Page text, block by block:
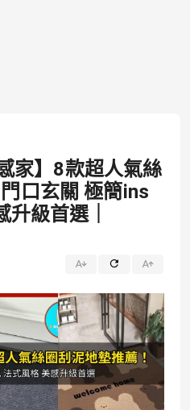
家】8款超人氣絲
口玄關 極簡ins
級首選｜